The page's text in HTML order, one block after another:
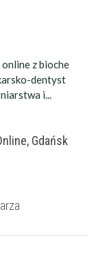
z bioche
dentyst
i...
Gdańsk